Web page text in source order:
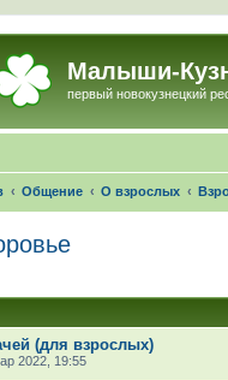
Малыши-
первый новокузнецкий
Общение О взрослых
(для взрослых)
2022, 19:55